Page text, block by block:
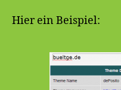
Hier ein Beispiel: